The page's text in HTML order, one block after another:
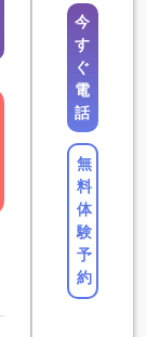
今
す
ぐ
電
話
無
料
体
験
予
約